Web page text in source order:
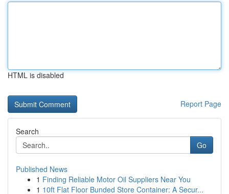
HTML is disabled
Report Page
Search
Go
Published News
1 Finding Reliable Motor Oil Suppliers Near You
1 10ft Flat Floor Bunded Store Container: A Secur...